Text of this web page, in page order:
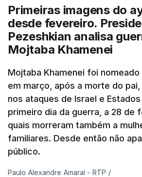
Primeiras imagens do
desde fevereiro.
Pezeshkian analisa
Mojtaba Khamenei
Mojtaba Khamenei foi
em março, após a morte do pai,
nos ataques de Israel e
primeiro dia da guerra, a 28 de
quais morreram também a
familiares. Desde então não
público.
Paulo Alexandre Amaral - RTP /